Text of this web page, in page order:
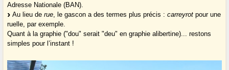
Adresse Nationale (BAN).
Au lieu derue, le gascon a des termes plus précis :carreyrot pour une
ruelle, par exemple.
Quant à la graphie ("dou" serait "deu" en graphie alibertine)... restons
simples pour l’instant !